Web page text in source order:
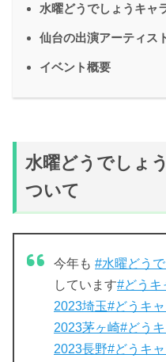
水曜どうでしょうキャ
仙台の出演アーティス
イベント概要
水曜どうでしょ
ついて
今年も #水曜どうで
しています#どうキ
2023埼玉#どうキ
2023茅ヶ崎#どう
2023長野#どうキ